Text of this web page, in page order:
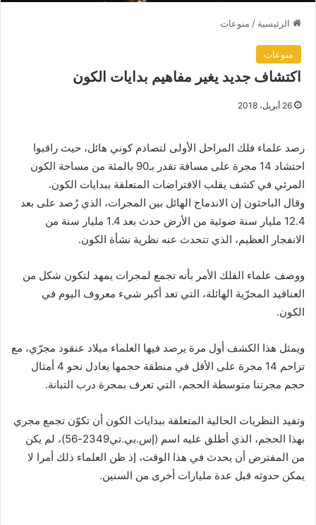
الرئيسية / منوعات
منوعات
اكتشاف جديد يغير مفاهيم بدايات الكون
26 أبريل، 2018
رصد علماء فلك المراحل الأولى لتصادم كوني هائل، حيث راقبوا
احتشاد 14 مجرة على مسافة تقدر بـ90 بالمئة من مساحة الكون
المرئي في كشف يقلب الافتراضات المتعلقة ببدايات الكون.
وقال الباحثون إن الاندماج الهائل بين المجرات، الذي رُصد على بعد
12.4 مليار سنة ضوئية من الأرض حدث بعد 1.4 مليار سنة من
الانفجار العظيم، الذي تتحدث عنه نظرية نشأة الكون.
ووصف علماء الفلك الأمر بأنه تجمع لمجرات يمهد لتكون شكل من
العناقيد المجرّية الهائلة، التي تعد أكبر شيء معروف اليوم في
الكون.
ويمثل هذا الكشف أول مرة يرصد فيها العلماء ميلاد عنقود مجرّي، مع
تزاحم 14 مجرة على الأقل في منطقة حجمها يعادل نحو 4 أمثال
حجم مجرتنا متوسطة الحجم، التي تعرف بمجرة درب التبانة.
وتفيد النظريات الحالية المتعلقة ببدايات الكون أن تكوّن تجمع مجري
بهذا الحجم، الذي أطلق عليه اسم (إس.بي.تي2349-56)، لم يكن
من المفترض أن يحدث في هذا الوقت، إذ ظن العلماء ذلك أمرا لا
يمكن حدوثه قبل عدة مليارات أخرى من السنين.